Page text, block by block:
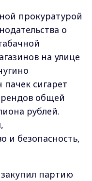
прокуратурой
о
на улице
сигарет
общей
рублей.
и безопасность,
партию